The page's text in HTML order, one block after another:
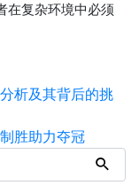
在复杂环境中必须
析及其背后的挑
胜助力夺冠